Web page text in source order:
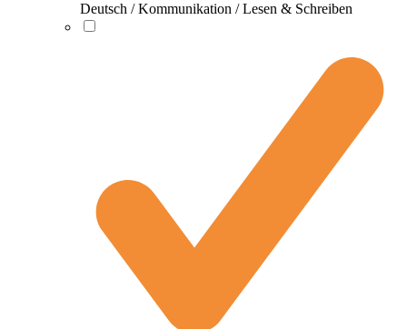
Deutsch / Kommunikation / Lesen & Schreiben